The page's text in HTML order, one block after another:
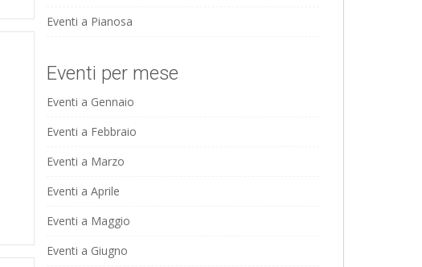
Eventi a Pianosa
Eventi per mese
Eventi a Gennaio
Eventi a Febbraio
Eventi a Marzo
Eventi a Aprile
Eventi a Maggio
Eventi a Giugno